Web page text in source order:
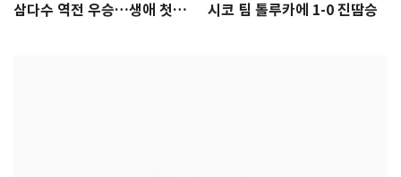
삼다수 역전 우승…생애 첫승
시코 팀 톨루카에 1-0 진땀승